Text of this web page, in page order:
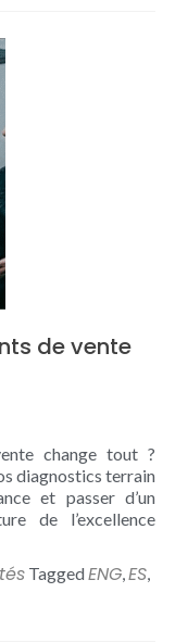
de vente
change tout ?
diagnostics terrain
et passer d’un
de l’excellence
TaggedENG,ES,